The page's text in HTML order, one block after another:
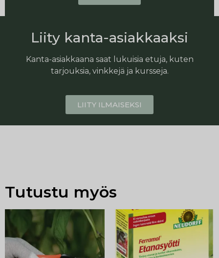
Liity kanta-asiakkaaksi
Kanta-asiakkaana saat lukuisia etuja, kuten
tarjouksia, vinkkejä ja kursseja.
LIITY ILMAISEKSI
Tutustu myös